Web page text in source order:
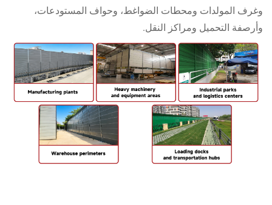
المولدات ومحطات الضواغط، وحواف المستودعات،
التحميل ومراكز النقل.